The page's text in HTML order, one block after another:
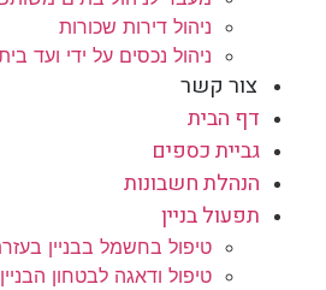
ניהול דירות שכורות
ניהול נכסים על ידי ועד בית
צור קשר
דף הבית
גביית כספים
הנהלת חשבונות
תפעול בניין
טיפול בחשמל בבניין
טיפול ודאגה לבטחון הבניין